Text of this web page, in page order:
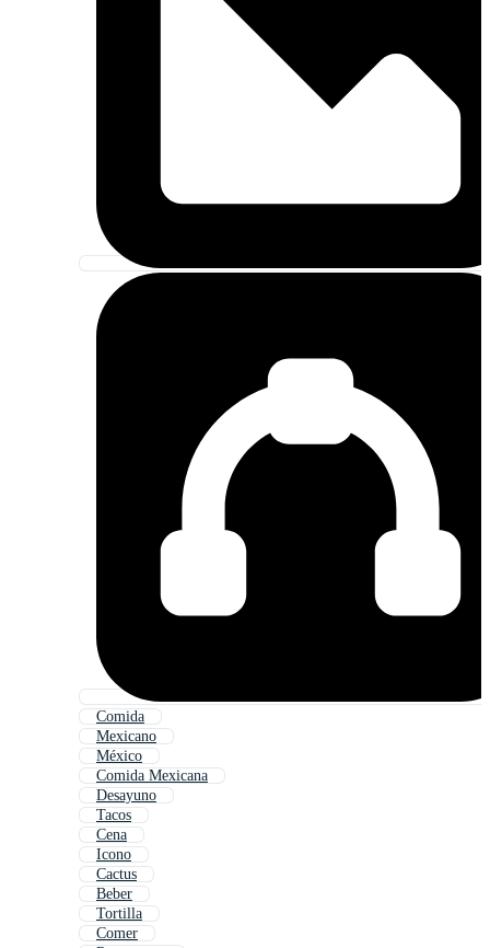
Comida
Mexicano
México
Comida Mexicana
Desayuno
Tacos
Cena
Icono
Cactus
Beber
Tortilla
Comer